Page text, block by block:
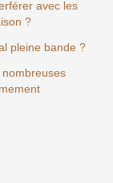
avec les
?
pleine bande ?